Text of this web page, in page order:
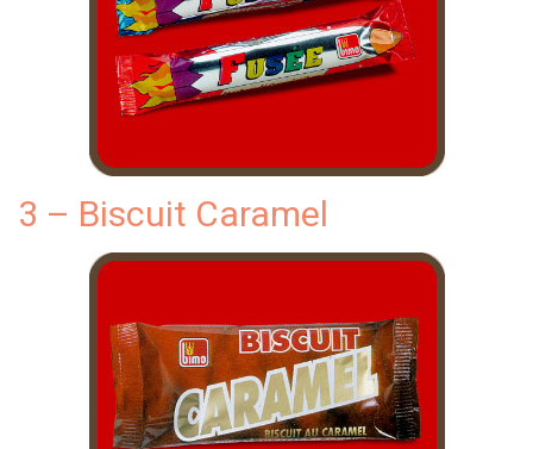
3 – Biscuit Caramel